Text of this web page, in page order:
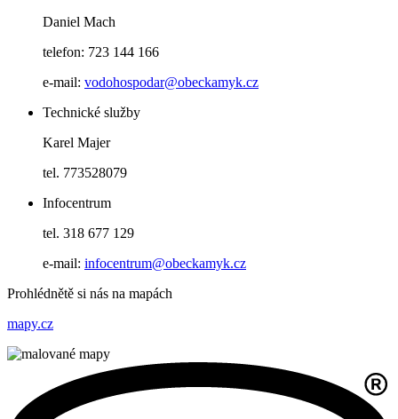
Daniel Mach
telefon: 723 144 166
e-mail: vodohospodar@obeckamyk.cz
Technické služby
Karel Majer
tel. 773528079
Infocentrum
tel. 318 677 129
e-mail: infocentrum@obeckamyk.cz
Prohlédnětě si nás na mapách
mapy.cz